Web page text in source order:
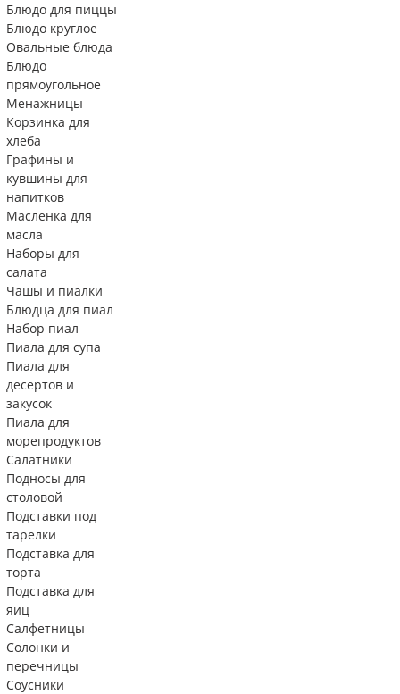
Блюдо для пиццы
Блюдо круглое
Овальные блюда
Блюдо
прямоугольное
Менажницы
Корзинка для
хлеба
Графины и
кувшины для
напитков
Масленка для
масла
Наборы для
салата
Чашы и пиалки
Блюдца для пиал
Набор пиал
Пиала для супа
Пиала для
десертов и
закусок
Пиала для
морепродуктов
Салатники
Подносы для
столовой
Подставки под
тарелки
Подставка для
торта
Подставка для
яиц
Салфетницы
Солонки и
перечницы
Соусники